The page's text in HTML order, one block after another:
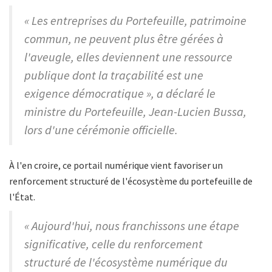
« Les entreprises du Portefeuille, patrimoine
commun, ne peuvent plus être gérées à
l'aveugle, elles deviennent une ressource
publique dont la traçabilité est une
exigence démocratique », a déclaré le
ministre du Portefeuille, Jean-Lucien Bussa,
lors d'une cérémonie officielle.
À l'en croire, ce portail numérique vient favoriser un
renforcement structuré de l'écosystème du portefeuille de
l'État.
« Aujourd'hui, nous franchissons une étape
significative, celle du renforcement
structuré de l'écosystème numérique du